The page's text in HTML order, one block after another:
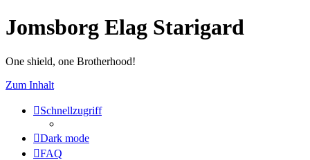
Jomsborg Elag Starigard
One shield, one Brotherhood!
Zum Inhalt
Schnellzugriff
Dark mode
FAQ